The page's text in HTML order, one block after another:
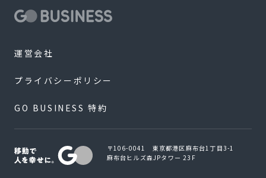
運営会社
プライバシーポリシー
GO BUSINESS 特約
〒106-0041 東京都港区麻布台1丁目3-1
麻布台ヒルズ森JPタワー 23F